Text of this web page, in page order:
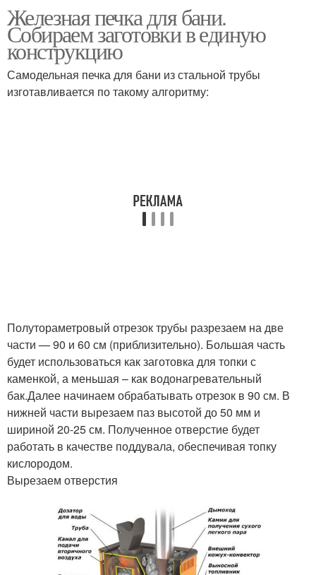
Закрытая каменка
Железная печка для бани.
Собираем заготовки в единую
конструкцию
Самодельная печка для бани из стальной трубы
изготавливается по такому алгоритму:
Полутораметровый отрезок трубы разрезаем на две
части — 90 и 60 см (приблизительно). Большая часть
будет использоваться как заготовка для топки с
каменкой, а меньшая – как водонагревательный
бак.Далее начинаем обрабатывать отрезок в 90 см. В
нижней части вырезаем паз высотой до 50 мм и
шириной 20-25 см. Полученное отверстие будет
работать в качестве поддувала, обеспечивая топку
кислородом.
Вырезаем отверстия